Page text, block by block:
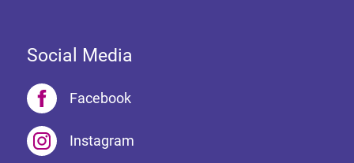
Social Media
Facebook
Instagram